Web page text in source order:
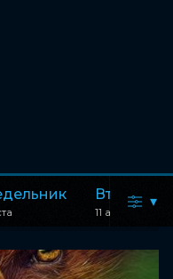
Вторник
11 августа
▾